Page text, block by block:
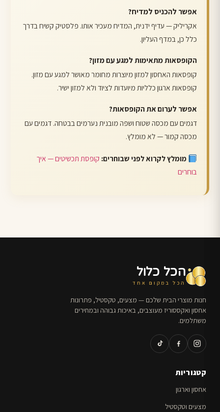
אפשר להכניס למדיח?
אקריליק — עדיף ידנית, המדיח מעכיר אותו. פלסטיק קשיח בדרך
כלל כן, במדף העליון.
הקופסאות מתאימות למגע עם מזון?
קופסאות האחסון למזון מיוצרות מחומר מאושר למגע עם מזון.
קופסאות ארגון כלליות מיועדות לציוד ולא למזון ישיר.
אפשר לערום את הקופסאות?
דגמים עם מכסה שטוח ושפה מובנית נערמים בבטחה. דגמים עם
מכסה קמור — לא מומלץ.
מומלץ לקרוא לפני שבוחרים: קופסת תכשיטים — איך
בוחרים
הכל כלול
הכל במקום אחד
חנות מוצרי הבית שלכם — מצעים, טקסטיל, פתרונות
אחסון ואקססוריז מעוצבים, באיכות גבוהה ובמחירים
משתלמים.
קטגוריות
אחסון וארגון
מצעים וטקסטיל